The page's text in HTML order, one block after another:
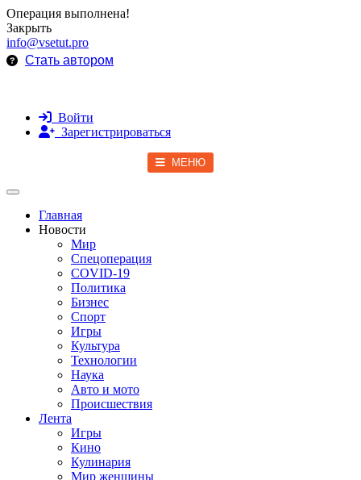
Операция выполнена!
Закрыть
info@vsetut.pro
Стать автором
Войти
Зарегистрироваться
МЕНЮ
Toggle navigation
Главная
Новости
Мир
Спецоперация
COVID-19
Политика
Бизнес
Спорт
Игры
Культура
Технологии
Наука
Авто и мото
Происшествия
Лента
Игры
Кино
Кулинария
Мир женщины